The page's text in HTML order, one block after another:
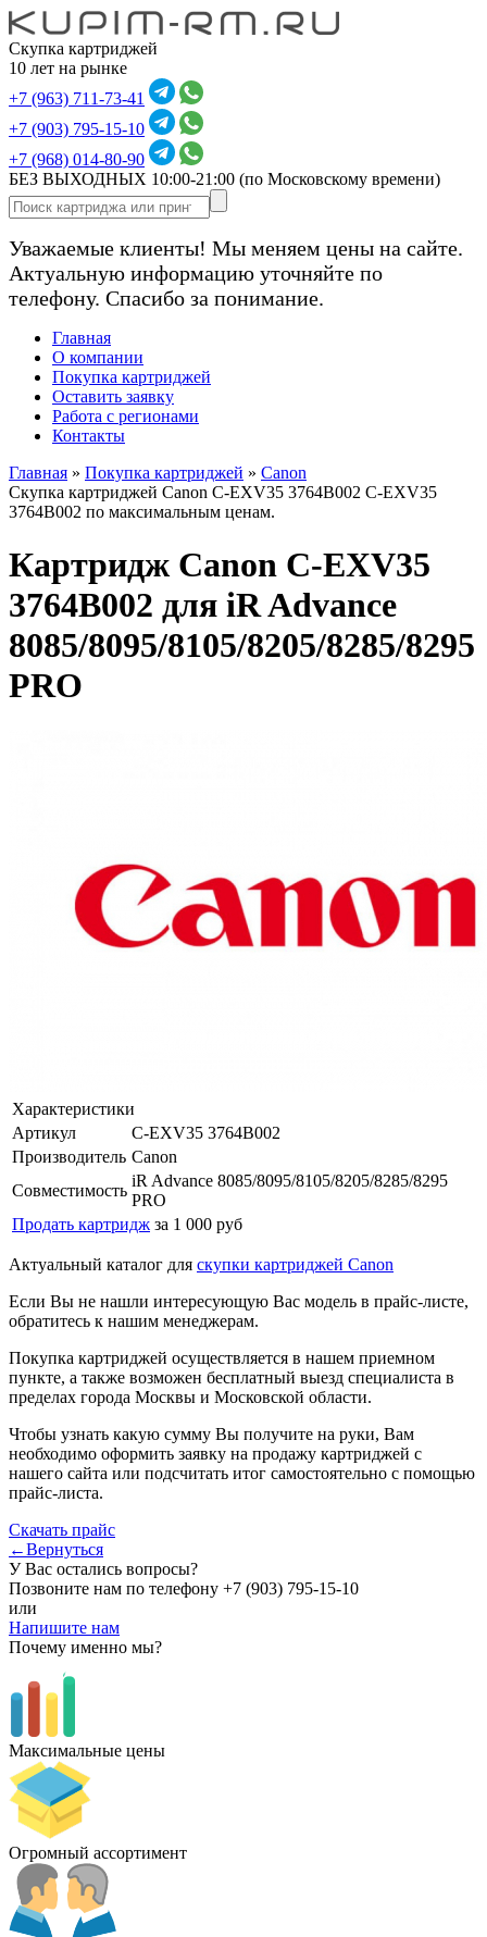
Скупка картриджей
10 лет на рынке
+7 (963) 711-73-41
+7 (903) 795-15-10
+7 (968) 014-80-90
БЕЗ ВЫХОДНЫХ 10:00-21:00 (по Московскому времени)
Уважаемые клиенты! Мы меняем цены на сайте.
Актуальную информацию уточняйте по
телефону. Спасибо за понимание.
Главная
О компании
Покупка картриджей
Оставить заявку
Работа с регионами
Контакты
Главная » Покупка картриджей » Canon
Скупка картриджей Canon C-EXV35 3764B002 C-EXV35
3764B002 по максимальным ценам.
Картридж Canon C-EXV35
3764B002 для iR Advance
8085/8095/8105/8205/8285/8295
PRO
Характеристики
Артикул
C-EXV35 3764B002
Производитель Canon
Совместимость
iR Advance 8085/8095/8105/8205/8285/8295
PRO
Продать картридж за 1 000 руб
Актуальный каталог для скупки картриджей Canon
Если Вы не нашли интересующую Вас модель в прайс-листе,
обратитесь к нашим менеджерам.
Покупка картриджей осуществляется в нашем приемном
пункте, а также возможен бесплатный выезд специалиста в
пределах города Москвы и Московской области.
Чтобы узнать какую сумму Вы получите на руки, Вам
необходимо оформить заявку на продажу картриджей с
нашего сайта или подсчитать итог самостоятельно с помощью
прайс-листа.
Скачать прайс
←Вернуться
У Вас остались вопросы?
Позвоните нам по телефону +7 (903) 795-15-10
или
Напишите нам
Почему именно мы?
Максимальные цены
Огромный ассортимент